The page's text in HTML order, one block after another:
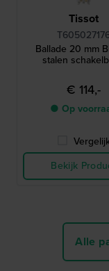
Tissot
Ballade 20 mm
stalen
€ 114,-
● Op
Bekijk
Alle